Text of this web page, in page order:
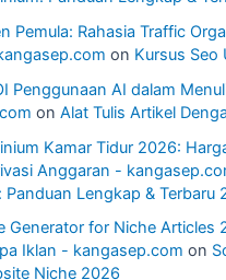
Pemula: Rahasia Traffic
on Kursus Seo
Penggunaan AI dalam
on Alat Tulis Artikel
Kamar Tidur 2026:
Anggaran -
Panduan Lengkap & Terbaru
Generator for Niche Articles
Iklan - kangasep.com on
Niche 2026